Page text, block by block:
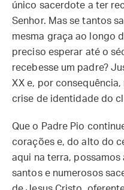
único sacerdote a ter
Senhor. Mas se tantos
mesma graça ao longo
preciso esperar até o
recebesse um padre?
XX e, por
crise de identidade do
Que o Padre Pio
corações e, do alto do
aqui na terra,
santos e numerosos